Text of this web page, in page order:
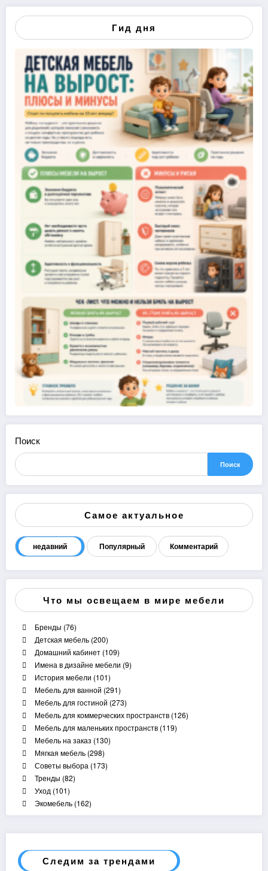
Гид дня
Поиск
Поиск
Самое актуальное
недавний Популярный Комментарий
Что мы освещаем в мире мебели
Бренды (76)
Детская мебель (200)
Домашний кабинет (109)
Имена в дизайне мебели (9)
История мебели (101)
Мебель для ванной (291)
Мебель для гостиной (273)
Мебель для коммерческих пространств (126)
Мебель для маленьких пространств (119)
Мебель на заказ (130)
Мягкая мебель (298)
Советы выбора (173)
Тренды (82)
Уход (101)
Экомебель (162)
Следим за трендами